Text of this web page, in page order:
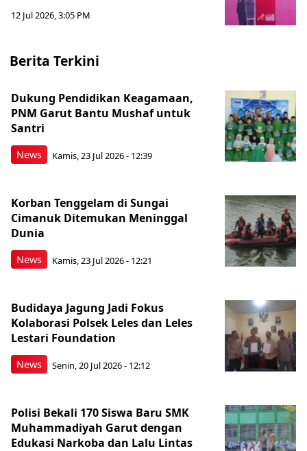
12 Jul 2026, 3:05 PM
Berita Terkini
News
Dukung Pendidikan Keagamaan,
PNM Garut Bantu Mushaf untuk
Santri
Kamis, 23 Jul 2026 - 12:39
News
Korban Tenggelam di Sungai
Cimanuk Ditemukan Meninggal
Dunia
Kamis, 23 Jul 2026 - 12:21
News
Budidaya Jagung Jadi Fokus
Kolaborasi Polsek Leles dan Leles
Lestari Foundation
Senin, 20 Jul 2026 - 12:12
Polisi Bekali 170 Siswa Baru SMK
Muhammadiyah Garut dengan
Edukasi Narkoba dan Lalu Lintas